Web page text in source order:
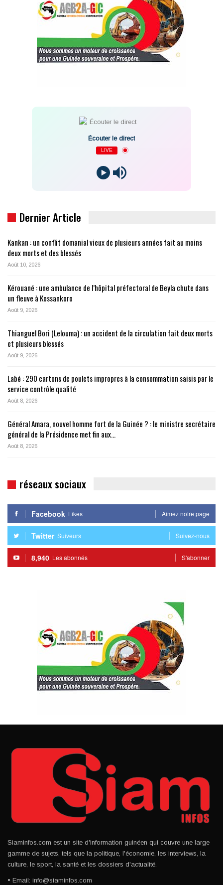
Écouter le direct
LIVE
Dernier Article
Kankan : un conflit domanial vieux de plusieurs années fait au moins
deux morts et des blessés
Août 10, 2026
Kérouané : une ambulance de l’hôpital préfectoral de Beyla chute dans
un fleuve à Kossankoro
Août 9, 2026
Thianguel Bori (Lelouma) : un accident de la circulation fait deux morts
et plusieurs blessés
Août 9, 2026
Labé : 290 cartons de poulets impropres à la consommation saisis par le
service contrôle qualité
Août 8, 2026
Général Amara, nouvel homme fort de la Guinée ? : le ministre secrétaire
général de la Présidence met fin aux…
Août 8, 2026
réseaux sociaux
Facebook Likes Aimez notre page
Twitter Suiveurs Suivez-nous
8,940 Les abonnés S'abonner
Siaminfos.com est un site d'information guinéen qui couvre une large
gamme de sujets, tels que la politique, l'économie, les interviews, la
culture, le sport, la santé et les dossiers d'actualité.
• Email: info@siaminfos.com